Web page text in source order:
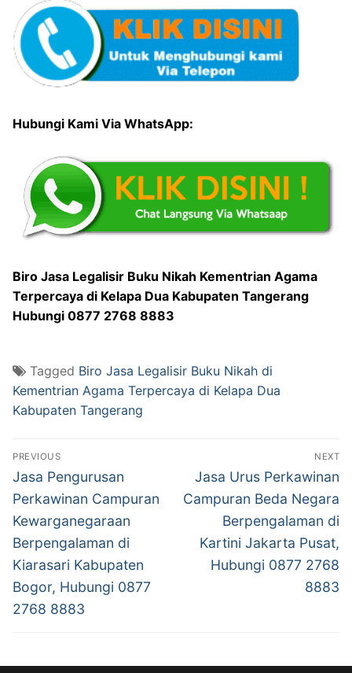
Hubungi Kami Via WhatsApp:
Biro Jasa Legalisir Buku Nikah Kementrian Agama
Terpercaya di Kelapa Dua Kabupaten Tangerang
Hubungi 0877 2768 8883
Tagged Biro Jasa Legalisir Buku Nikah di
Kementrian Agama Terpercaya di Kelapa Dua
Kabupaten Tangerang
Post
navigation
PREVIOUS
Previous
post:
Jasa Pengurusan
Perkawinan Campuran
Kewarganegaraan
Berpengalaman di
Kiarasari Kabupaten
Bogor, Hubungi 0877
2768 8883
NEXT
Next
post:
Jasa Urus Perkawinan
Campuran Beda Negara
Berpengalaman di
Kartini Jakarta Pusat,
Hubungi 0877 2768
8883